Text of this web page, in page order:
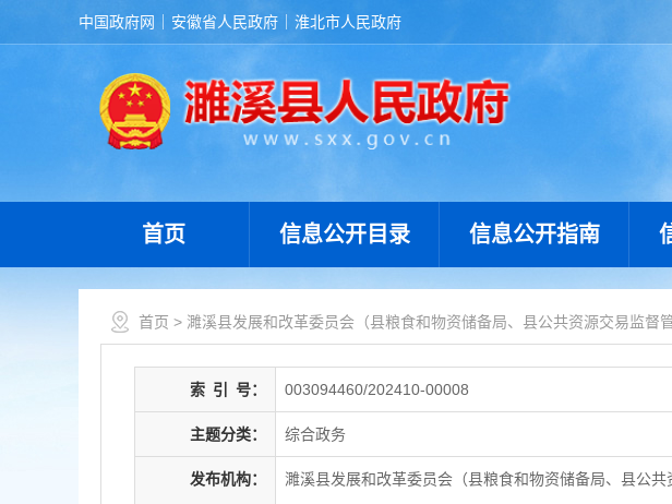
中国政府网 安徽省人民政府 淮北市人民政府
首页 信息公开目录 信息公开指南
首页 > 濉溪县发展和改革委员会（县粮食和物资储备局、县公共资源交易监督管
索 引 号： 003094460/202410-00008
主题分类： 综合政务
发布机构：
濉溪县发展和改革委员会（县粮食和物资储备局、县公共